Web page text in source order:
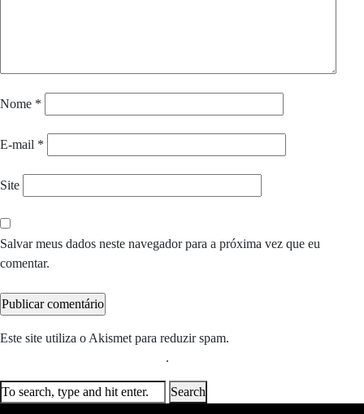
Nome *
E-mail *
Site
Salvar meus dados neste navegador para a próxima vez que eu
comentar.
Este site utiliza o Akismet para reduzir spam.
.
Search